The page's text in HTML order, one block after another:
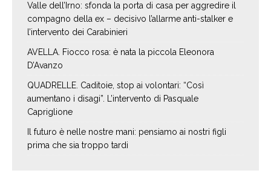
Valle dell’Irno: sfonda la porta di casa per aggredire il
compagno della ex – decisivo l’allarme anti-stalker e
l’intervento dei Carabinieri
AVELLA. Fiocco rosa: è nata la piccola Eleonora
D’Avanzo
QUADRELLE. Caditoie, stop ai volontari: “Così
aumentano i disagi”. L’intervento di Pasquale
Capriglione
Il futuro è nelle nostre mani: pensiamo ai nostri figli
prima che sia troppo tardi